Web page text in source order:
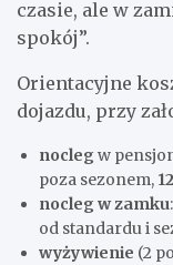
czasie, ale w
spokój”.
Orientacyjne
dojazdu, przy
noclegw
poza sezonem,
nocleg w zamku
od standardu i
wyżywienie (2